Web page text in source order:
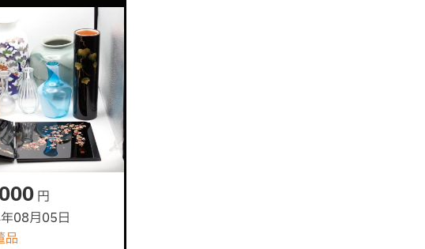
円
08月05日
品